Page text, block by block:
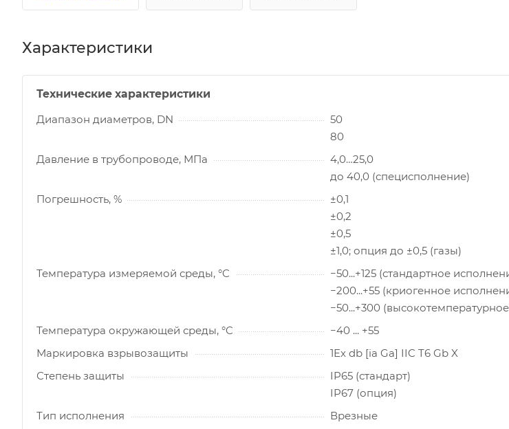
Характеристики
Технические характеристики
Диапазон диаметров, DN
50
80
Давление в трубопроводе, МПа
4,0…25,0
до 40,0 (специсполнение)
Погрешность, %
±0,1
±0,2
±0,5
±1,0; опция до ±0,5 (газы)
Температура измеряемой среды, °C
−50...+125 (стандартное
−200...+55 (криогенное
−50...+300
Температура окружающей среды, °C
−40 ... +55
Маркировка взрывозащиты
1Ex db [ia Ga] IIC T6 Gb X
Степень защиты
IP65 (стандарт)
IP67 (опция)
Тип исполнения
Врезные